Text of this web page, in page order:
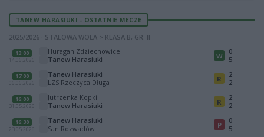
TANEW HARASIUKI - OSTATNIE MECZE
2025/2026 · STALOWA WOLA > KLASA B, GR. II
13:00
14.06.2026
Huragan Zdziechowice
Tanew Harasiuki
W
0
5
17:00
06.06.2026
Tanew Harasiuki
LZS Rzeczyca Długa
R
2
2
16:00
31.05.2026
Jutrzenka Kopki
Tanew Harasiuki
R
2
2
16:30
23.05.2026
Tanew Harasiuki
San Rozwadów
P
0
5